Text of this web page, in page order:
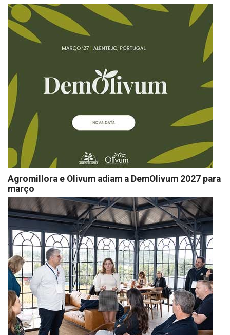
Agromillora e Olivum adiam a DemOlivum 2027 para
março